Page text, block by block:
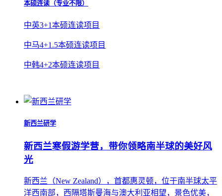
本硕连读（专业不限）
中英3+1本硕连读项目
中马4+1.5本硕连读项目
中韩4+2本硕连读项目
新西兰研学
新西兰寒假游学营，带你领略南半球的美好风
光
新西兰（New Zealand），⾸都惠灵顿，位于南半球太平
洋西南部，西隔塔斯曼海与澳⼤利亚相望，景⾊优美，